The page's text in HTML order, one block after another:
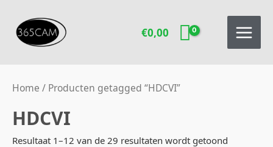
naar
€0,00
Home / Producten getagged “HDCVI”
HDCVI
Resultaat 1–12 van de 29 resultaten wordt getoond